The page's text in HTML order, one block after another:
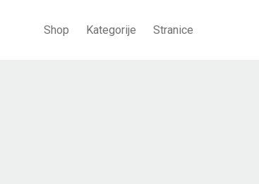
Shop Kategorije Stranice